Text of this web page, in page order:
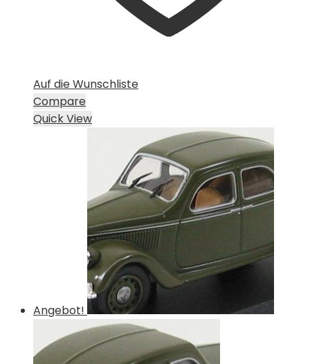
Auf die Wunschliste
Compare
Quick View
Angebot!